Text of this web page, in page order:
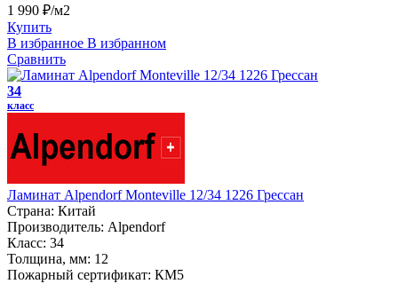
1 990 ₽/м2
Купить
В избранное В избранном
Сравнить
34
класс
Ламинат Alpendorf Monteville 12/34 1226 Грессан
Страна: Китай
Производитель: Alpendorf
Класс: 34
Толщина, мм: 12
Пожарный сертификат: КМ5